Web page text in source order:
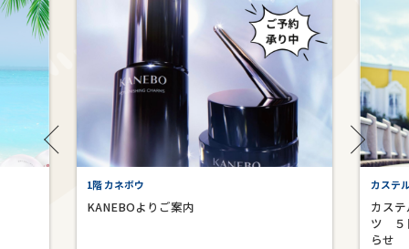
1階 カネボウ
KANEBOよりご案内
カステ
カス
ツ ５
らせ